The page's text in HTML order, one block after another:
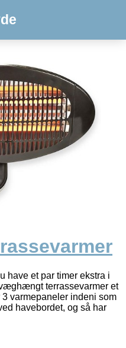
have et par timer ekstra i
terrassevarmer et
varmepaneler indeni som
havebordet, og så har